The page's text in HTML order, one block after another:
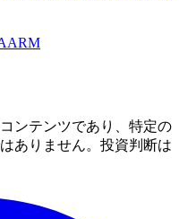
ARM
ンテンツであり、特定の
ありません。投資判断は